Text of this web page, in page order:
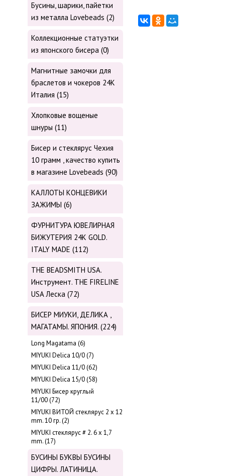
Бусины, шарики, пайетки
из металла Lovebeads (2)
Коллекционные статуэтки
из японского бисера (0)
Магнитные замочки для
браслетов и чокеров 24К
Италия (15)
Хлопковые вощеные
шнуры (11)
Бисер и стеклярус Чехия
10 грамм , качество купить
в магазине Lovebeads (90)
КАЛЛОТЫ КОНЦЕВИКИ
ЗАЖИМЫ (6)
ФУРНИТУРА ЮВЕЛИРНАЯ
БИЖУТЕРИЯ 24К GOLD.
ITALY MADE (112)
THE BEADSMITH USA.
Инструмент. THE FIRELINE
USA Леска (72)
БИСЕР МИУКИ, ДЕЛИКА ,
МАГАТАМЫ. ЯПОНИЯ. (224)
Long Magatama (6)
MIYUKI Delica 10/0 (7)
MIYUKI Delica 11/0 (62)
MIYUKI Delica 15/0 (58)
MIYUKI Бисер круглый
11/00 (72)
MIYUKI ВИТОЙ стеклярус 2 х 12
mm. 10 гр. (2)
MIYUKI стеклярус # 2. 6 х 1,7
mm. (17)
БУСИНЫ БУКВЫ БУСИНЫ
ЦИФРЫ. ЛАТИНИЦА.